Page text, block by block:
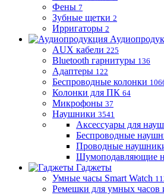
Фены 7
Зубные щетки 2
Ирригаторы 2
AUX кабели 225
Bluetooth гарнитуры 136
Адаптеры 122
Беспроводные колонки
Колонки для ПК 64
Микрофоны 37
Наушники 3541
Аксессуары для
Беспроводные
Проводные
Шумоподавляющие
Гаджеты
Умные часы Smart Watch
Ремешки для умных часов